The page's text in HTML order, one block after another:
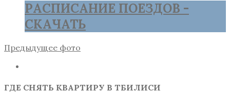
РАСПИСАНИЕ ПОЕЗДОВ -
СКАЧАТЬ
Предыдущее фото
ГДЕ СНЯТЬ КВАРТИРУ В ТБИЛИСИ